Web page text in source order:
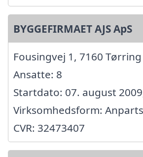
BYGGEFIRMAET AJS ApS
Fousingvej 1, 7160 Tørring
Ansatte: 8
Startdato: 07. august
Virksomhedsform:
CVR: 32473407